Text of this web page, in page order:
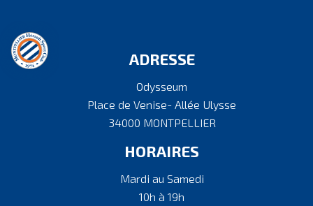
ADRESSE
Odysseum
Place de Venise- Allée Ulysse
34000 MONTPELLIER
HORAIRES
Mardi au Samedi
10h à 19h